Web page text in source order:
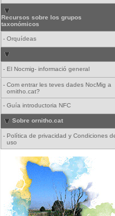
Recursos sobre los grupos
taxonómicos
- Orquídeas
- El Nocmig- informació general
- Com entrar les teves dades NocMig a
ornitho.cat?
- Guía introductoria NFC
Sobre ornitho.cat
- Política de privacidad y Condiciones
uso